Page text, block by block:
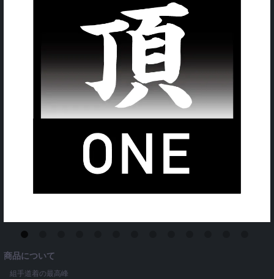
商品について
組手道着の最高峰